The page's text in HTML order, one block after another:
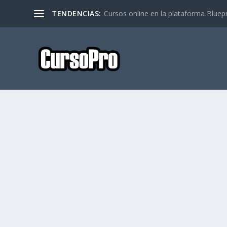
TENDENCIAS: Cursos online en la plataforma